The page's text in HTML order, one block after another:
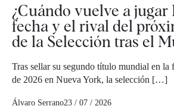
¿Cuándo vuelve a jugar
fecha y el rival del
de la Selección tras el
Tras sellar su segundo título mundial en
de 2026 en Nueva York, la selección […]
Álvaro Serrano23 / 07 / 2026